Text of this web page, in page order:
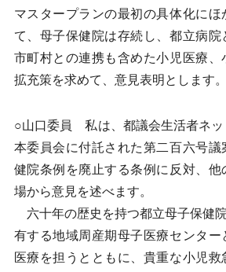
マスタープランの最初の具体化にほ
て、母子保健院は存続し、都立病院
市町村との連携も含めた小児医療、
拡充策を求めて、意見表明とします。
○山口委員 私は、都議会生活者ネッ
本委員会に付託された第二百六号議
健院条例を廃止する条例に反対、他
場から意見を述べます。
六十年の歴史を持つ都立母子保健
有する地域周産期母子医療センター
医療を担うとともに、貴重な小児救